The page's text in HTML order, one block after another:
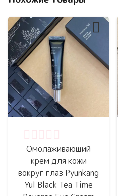
Омолаживающий
крем для кожи
вокруг глаз Pyunkang
Yul Black Tea Time